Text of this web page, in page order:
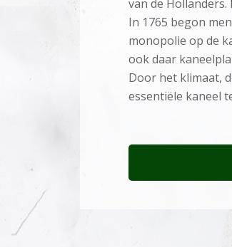
van de
In 1765 begon
monopolie op de
ook daar
Door het klimaat,
essentiële kaneel